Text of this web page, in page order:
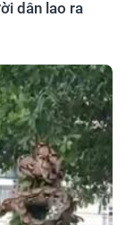
dân lao ra